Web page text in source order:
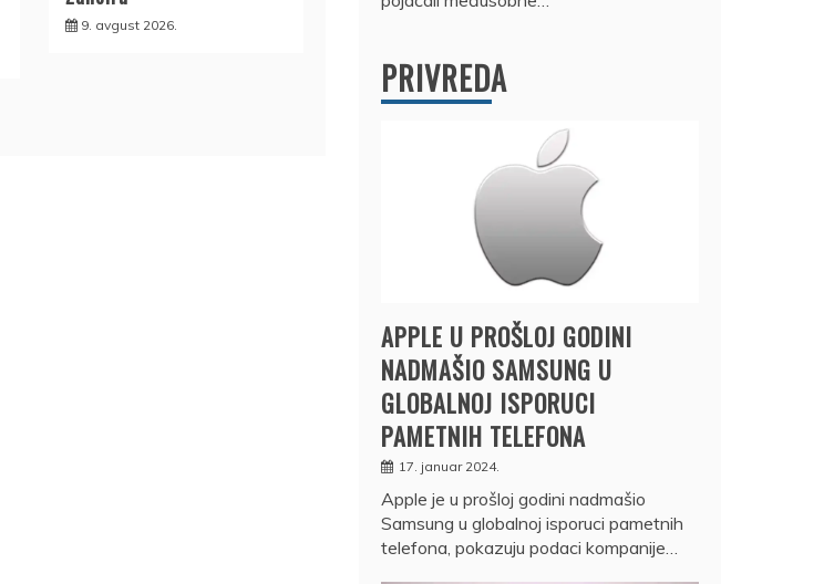
9. avgust 2026.
PRIVREDA
APPLE U PROŠLOJ GODINI
NADMAŠIO SAMSUNG U
GLOBALNOJ ISPORUCI
PAMETNIH TELEFONA
17. januar 2024.
Apple je u prošloj godini nadmašio
Samsung u globalnoj isporuci pametnih
telefona, pokazuju podaci kompanije…